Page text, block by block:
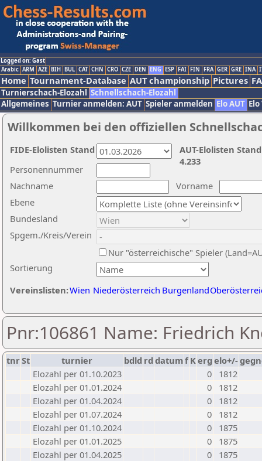
Logged on: Gast
Arabic ARM AZE BIH BUL CAT CHN CRO CZE DEN ENG ESP FAI FIN FRA GER GRE INA
Home Tournament-Database AUT championship Pictures
Turnierschach-Elozahl Schnellschach-Elozahl
Allgemeines Turnier anmelden: AUT Spieler anmelden Elo AUT
Willkommen bei den offiziellen
Nachname
Vorname
Ebene
Sortierung
Personennummer
Bundesland
Spgem./Kreis/Verein
Nur "österreichische" Spieler
Vereinslisten:Wien Niederösterreich Burgenland
AUT-Elolisten
4.233
FIDE-Elolisten Stand
Pnr:106861 Name: Friedrich
tnrSt turnier bdld rd datumf Kerg elo+/-
Elozahl per 01.10.2023
0
1812
Elozahl per 01.01.2024
0
1812
Elozahl per 01.04.2024
0
1812
Elozahl per 01.07.2024
0
1812
Elozahl per 01.10.2024
0
1875
Elozahl per 01.01.2025
0
1875
Elozahl per 01.04.2025
0
1875